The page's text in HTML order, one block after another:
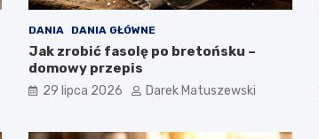
DANIA DANIA GŁÓWNE
Jak zrobić fasolę po bretońsku –
domowy przepis
29 lipca 2026 Darek Matuszewski